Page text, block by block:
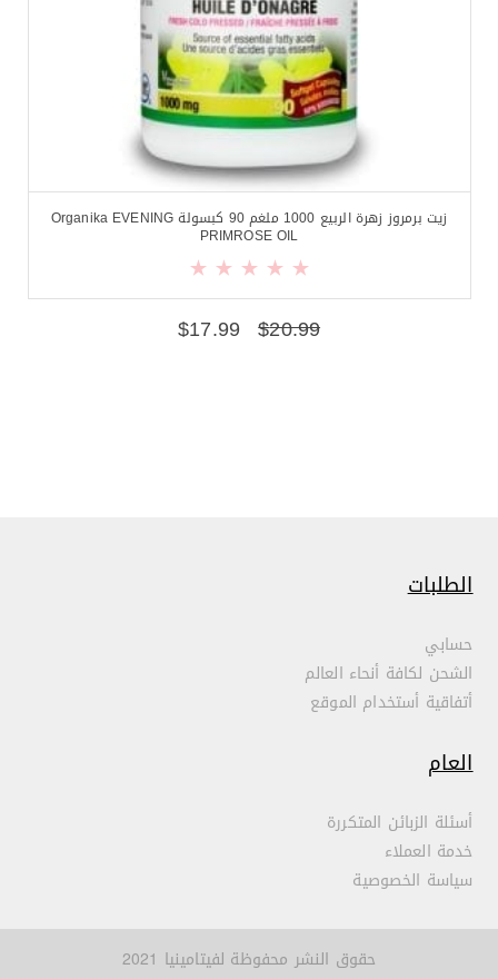
زيت برمروز زهرة الربيع 1000 ملغم 90 كبسولة Organika EVENING
PRIMROSE OIL
$20.99
$17.99
الطلبات
حسابي
الشحن لكافة أنحاء العالم
أتفاقية أستخدام الموقع
العام
أسئلة الزبائن المتكررة
خدمة العملاء
سياسة الخصوصية
حقوق النشر محفوظة لفيتامينيا 2021